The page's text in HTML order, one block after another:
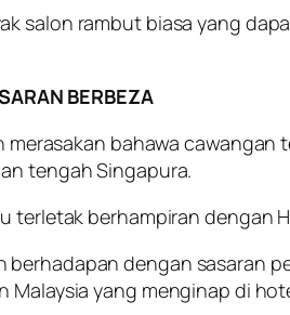
salon rambut biasa yang
BERBEZA
merasakan bahawa
tengah Singapura.
terletak berhampiran dengan
berhadapan dengan sasaran
Malaysia yang menginap di